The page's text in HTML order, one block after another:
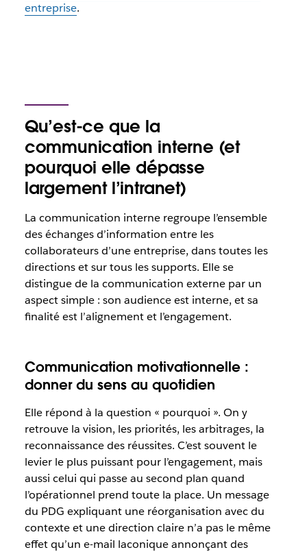
entreprise.
Qu’est-ce que la
communication interne (et
pourquoi elle dépasse
largement l’intranet)
La communication interne regroupe l’ensemble
des échanges d’information entre les
collaborateurs d’une entreprise, dans toutes les
directions et sur tous les supports. Elle se
distingue de la communication externe par un
aspect simple : son audience est interne, et sa
finalité est l’alignement et l’engagement.
Communication motivationnelle :
donner du sens au quotidien
Elle répond à la question « pourquoi ». On y
retrouve la vision, les priorités, les arbitrages, la
reconnaissance des réussites. C’est souvent le
levier le plus puissant pour l’engagement, mais
aussi celui qui passe au second plan quand
l’opérationnel prend toute la place. Un message
du PDG expliquant une réorganisation avec du
contexte et une direction claire n’a pas le même
effet qu’un e-mail laconique annonçant des